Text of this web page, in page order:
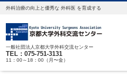
外科治療の向上と優秀な 外科医 を育成する
一般社団法人京都大学外科交流センター
TEL：075-751-3131
11：00～18：00（月〜金）